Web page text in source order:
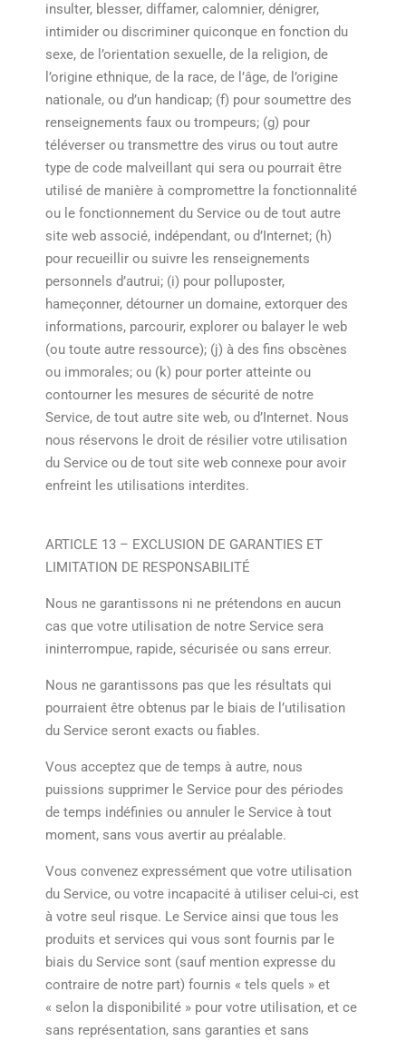
insulter, blesser, diffamer, calomnier, dénigrer,
intimider ou discriminer quiconque en fonction du
sexe, de l’orientation sexuelle, de la religion, de
l’origine ethnique, de la race, de l’âge, de l’origine
nationale, ou d’un handicap; (f) pour soumettre des
renseignements faux ou trompeurs; (g) pour
téléverser ou transmettre des virus ou tout autre
type de code malveillant qui sera ou pourrait être
utilisé de manière à compromettre la fonctionnalité
ou le fonctionnement du Service ou de tout autre
site web associé, indépendant, ou d’Internet; (h)
pour recueillir ou suivre les renseignements
personnels d’autrui; (i) pour polluposter,
hameçonner, détourner un domaine, extorquer des
informations, parcourir, explorer ou balayer le web
(ou toute autre ressource); (j) à des fins obscènes
ou immorales; ou (k) pour porter atteinte ou
contourner les mesures de sécurité de notre
Service, de tout autre site web, ou d’Internet. Nous
nous réservons le droit de résilier votre utilisation
du Service ou de tout site web connexe pour avoir
enfreint les utilisations interdites.
ARTICLE 13 – EXCLUSION DE GARANTIES ET
LIMITATION DE RESPONSABILITÉ
Nous ne garantissons ni ne prétendons en aucun
cas que votre utilisation de notre Service sera
ininterrompue, rapide, sécurisée ou sans erreur.
Nous ne garantissons pas que les résultats qui
pourraient être obtenus par le biais de l’utilisation
du Service seront exacts ou fiables.
Vous acceptez que de temps à autre, nous
puissions supprimer le Service pour des périodes
de temps indéfinies ou annuler le Service à tout
moment, sans vous avertir au préalable.
Vous convenez expressément que votre utilisation
du Service, ou votre incapacité à utiliser celui-ci, est
à votre seul risque. Le Service ainsi que tous les
produits et services qui vous sont fournis par le
biais du Service sont (sauf mention expresse du
contraire de notre part) fournis « tels quels » et
« selon la disponibilité » pour votre utilisation, et ce
sans représentation, sans garanties et sans